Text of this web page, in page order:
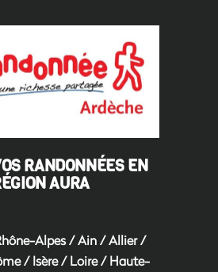
RANDONNÉES EN
AURA
Alpes/Ain/Allier/
/Isère/Loire/Haute-